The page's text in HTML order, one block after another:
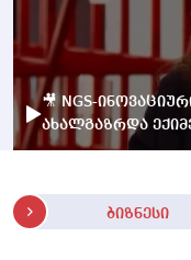
🎥 NGS-
ახალგაზრდა
ბიზნესი